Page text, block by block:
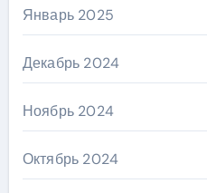
Январь 2025
Декабрь 2024
Ноябрь 2024
Октябрь 2024